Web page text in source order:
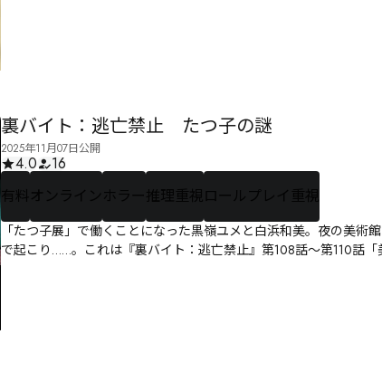
裏バイト：逃亡禁止 たつ子の謎
2025年11月07日公開
4.0
16
有料 オンライン ホラー推理重視 ロールプレイ重視
「たつ子展」で働くことになった黒嶺ユメと白浜和美。夜の美
で起こり……。これは『裏バイト：逃亡禁止』第108話～第110話「